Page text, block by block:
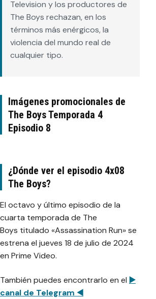
Television y los productores de
The Boys rechazan, en los
términos más enérgicos, la
violencia del mundo real de
cualquier tipo.
Imágenes promocionales de
The Boys Temporada 4
Episodio 8
¿Dónde ver el episodio 4x08
The Boys?
El octavo y último episodio de la
cuarta temporada de The
Boys titulado «Assassination Run» se
estrena el jueves 18 de julio de 2024
en Prime Video.
También puedes encontrarlo en el ▶️
canal de Telegram ◀️